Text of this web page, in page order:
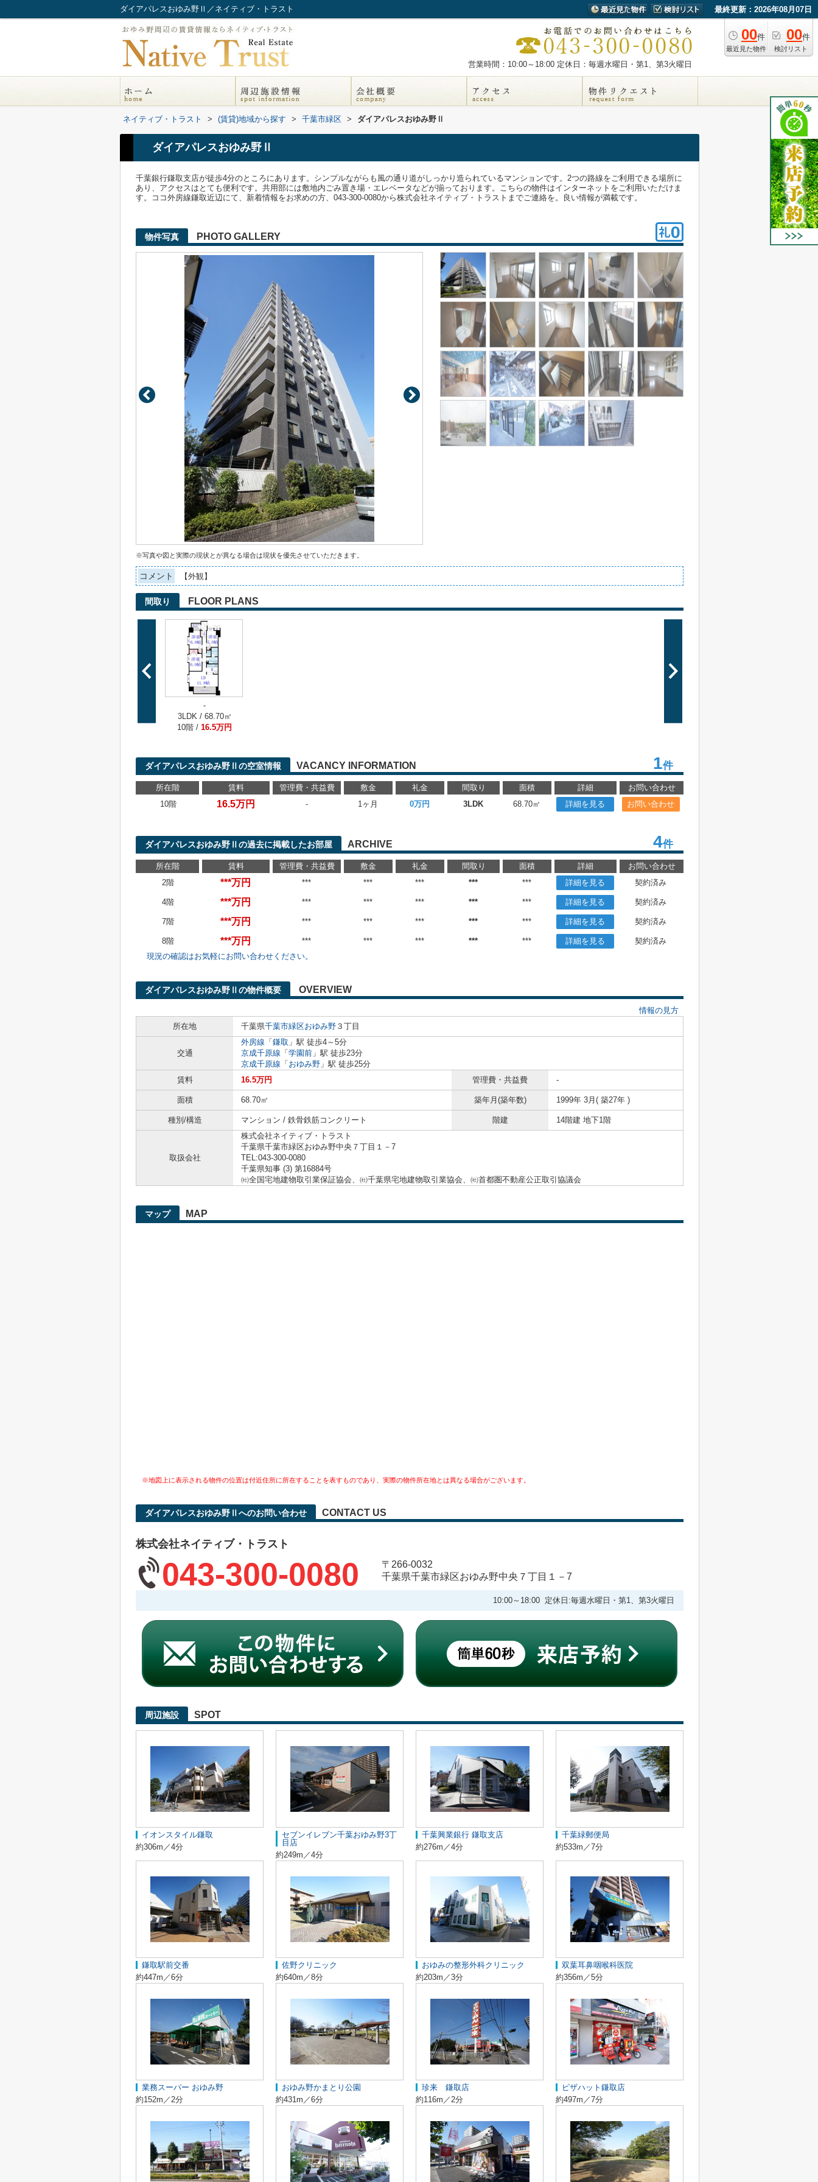
ダイアパレスおゆみ野Ⅱ／ネイティブ・トラスト 最終更新：2026年08月07日
00件
最近見た物件
00件
検討リスト
営業時間：10:00～18:00 定休日：毎週水曜日・第1、第3火曜日
ネイティブ・トラスト > (賃貸)地域から探す > 千葉市緑区 > ダイアパレスおゆみ野Ⅱ
ダイアパレスおゆみ野Ⅱ
千葉銀行鎌取支店が徒歩4分のところにあります。シンプルながらも風の通り道がしっかり造られているマンションです。2つの路線をご利用できる場所に
あり、アクセスはとても便利です。共用部には敷地内ごみ置き場・エレベータなどが揃っております。こちらの物件はインターネットをご利用いただけま
す。ココ外房線鎌取近辺にて、新着情報をお求めの方、043-300-0080から株式会社ネイティブ・トラストまでご連絡を。良い情報が満載です。
物件写真 PHOTO GALLERY
※写真や図と実際の現状とが異なる場合は現状を優先させていただきます。
コメント 【外観】
間取り FLOOR PLANS
-
3LDK / 68.70㎡
10階 / 16.5万円
ダイアパレスおゆみ野Ⅱの空室情報 VACANCY INFORMATION 1件
所在階 賃料 管理費・共益費 敷金 礼金 間取り 面積 詳細
お問い合わせ
10階
16.5万円 - 1ヶ月 0万円 3LDK 68.70㎡ 詳細を見る お問い合わせ
ダイアパレスおゆみ野Ⅱの過去に掲載したお部屋 ARCHIVE 4件
所在階 賃料 管理費・共益費 敷金 礼金 間取り 面積 詳細
お問い合わせ
2階
***万円 *** *** *** *** *** 詳細を見る 契約済み
4階 ***万円 *** *** *** *** *** 詳細を見る 契約済み
7階 ***万円 *** *** *** *** *** 詳細を見る 契約済み
8階 ***万円 *** *** *** *** *** 詳細を見る
契約済み
現況の確認はお気軽にお問い合わせください。
ダイアパレスおゆみ野Ⅱの物件概要 OVERVIEW
情報の見方
所在地
千葉県千葉市緑区おゆみ野 ３丁目
交通
外房線 「 鎌取 」駅 徒歩4～5分
京成千原線 「 学園前 」駅 徒歩23分
京成千原線 「 おゆみ野 」駅 徒歩25分
賃料
16.5万円 管理費・共益費 -
面積 68.70㎡ 築年月(築年数) 1999年 3月( 築27年 )
種別/構造 マンション / 鉄骨鉄筋コンクリート 階建 14階建 地下1階
取扱会社
株式会社ネイティブ・トラスト
千葉県千葉市緑区おゆみ野中央７丁目１－7
TEL:043-300-0080
千葉県知事 (3) 第16884号
㈳全国宅地建物取引業保証協会、㈳千葉県宅地建物取引業協会、㈳首都圏不動産公正取引協議会
マップ MAP
※地図上に表示される物件の位置は付近住所に所在することを表すものであり、実際の物件所在地とは異なる場合がございます。
ダイアパレスおゆみ野Ⅱへのお問い合わせ CONTACT US
株式会社ネイティブ・トラスト
043-300-0080
〒266-0032
千葉県千葉市緑区おゆみ野中央７丁目１－7
10:00～18:00 定休日:毎週水曜日・第1、第3火曜日
周辺施設 SPOT
イオンスタイル鎌取
約306m／4分
セブンイレブン千葉おゆみ野3丁
目店
約249m／4分
千葉興業銀行 鎌取支店
約276m／4分
千葉緑郵便局
約533m／7分
鎌取駅前交番
約447m／6分
佐野クリニック
約640m／8分
おゆみの整形外科クリニック
約203m／3分
双葉耳鼻咽喉科医院
約356m／5分
業務スーパー おゆみ野
約152m／2分
おゆみ野かまとり公園
約431m／6分
珍来 鎌取店
約116m／2分
ピザハット鎌取店
約497m／7分